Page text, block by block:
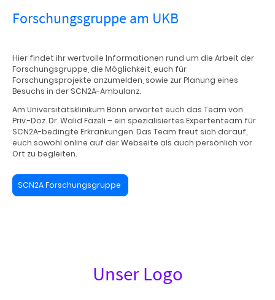
Forschungsgruppe am UKB
Hier findet ihr wertvolle Informationen rund um die Arbeit der
Forschungsgruppe, die Möglichkeit, euch für
Forschungsprojekte anzumelden, sowie zur Planung eines
Besuchs in der SCN2A-Ambulanz.
Am Universitätsklinikum Bonn erwartet euch das Team von
Priv.-Doz. Dr. Walid Fazeli – ein spezialisiertes Expertenteam für
SCN2A-bedingte Erkrankungen. Das Team freut sich darauf,
euch sowohl online auf der Webseite als auch persönlich vor
Ort zu begleiten.
SCN2A Forschungsgruppe
Unser Logo